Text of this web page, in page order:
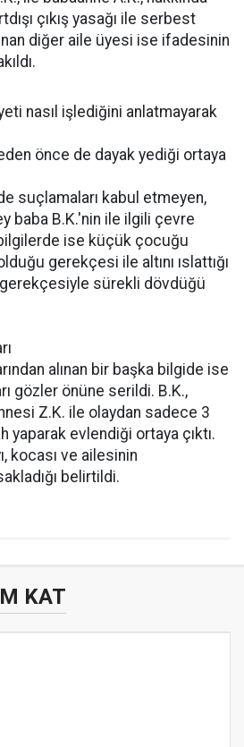
çıkış yasağı ile serbest
diğer aile üyesi ise ifadesinin
nasıl işlediğini anlatmayarak
önce de dayak yediği ortaya
suçlamaları kabul etmeyen,
baba B.K.'nin ile ilgili çevre
ise küçük çocuğu
gerekçesi ile altını ıslattığı
gerekçesiyle sürekli dövdüğü
alınan bir başka bilgide ise
gözler önüne serildi. B.K.,
Z.K. ile olaydan sadece 3
yaparak evlendiği ortaya çıktı.
kocası ve ailesinin
belirtildi.
KAT